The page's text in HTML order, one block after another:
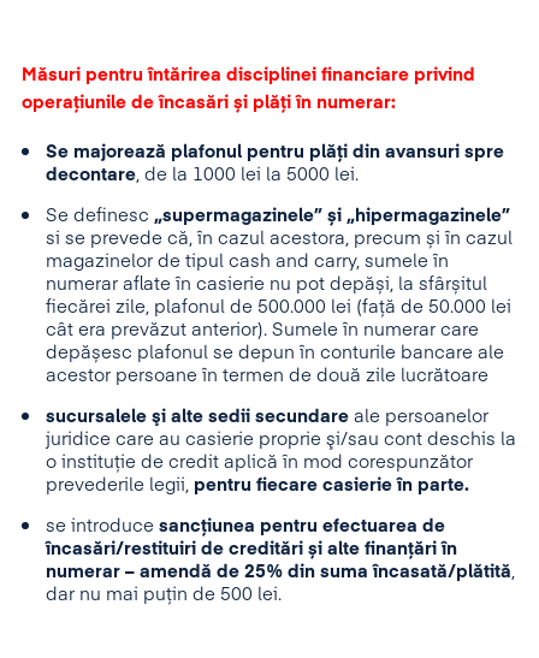
Măsuri pentru întărirea disciplinei financiare privind
operațiunile de încasări și plăți în numerar:
Se majorează plafonul pentru plăți din avansuri spre
decontare , de la 1000 lei la 5000 lei.
Se definesc „supermagazinele” și „hipermagazinele”
si se prevede că, în cazul acestora, precum și în cazul
magazinelor de tipul cash and carry, sumele în
numerar aflate în casierie nu pot depăși, la sfârșitul
fiecărei zile, plafonul de 500.000 lei (față de 50.000 lei
cât era prevăzut anterior). Sumele în numerar care
depășesc plafonul se depun în conturile bancare ale
acestor persoane în termen de două zile lucrătoare
sucursalele şi alte sedii secundare ale persoanelor
juridice care au casierie proprie şi/sau cont deschis la
o instituţie de credit aplică în mod corespunzător
prevederile legii, pentru fiecare casierie în parte.
se introduce sancțiunea pentru efectuarea de
încasări/restituiri de creditări și alte finanțări în
numerar – amendă de 25% din suma încasată/plătită
dar nu mai puţin de 500 lei.